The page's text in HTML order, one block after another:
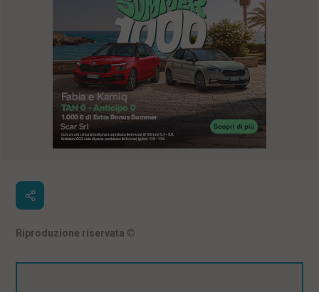
Riproduzione riservata ©